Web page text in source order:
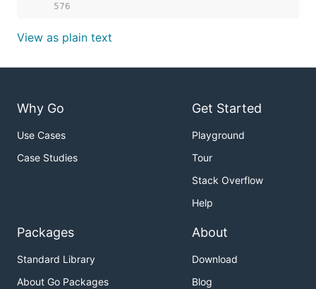
   576
View as plain text
Why Go
Use Cases
Case Studies
Get Started
Playground
Tour
Stack Overflow
Help
Packages
Standard Library
About Go Packages
About
Download
Blog